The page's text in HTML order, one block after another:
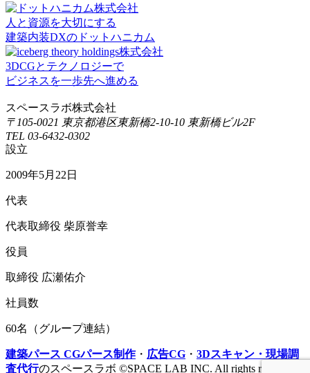
人と資源を大切にする
建築内装DXのドットハニカム
3DCGとテクノロジーで
ビジネスを一歩先へ進める
スペースラボ株式会社
〒105-0021 東京都港区東新橋2-10-10 東新橋ビル2F
TEL 03-6432-0302
設立
2009年5月22日
代表
代表取締役 柴原誉幸
役員
取締役 広瀬佑介
社員数
60名（グループ連結）
建築パース CGパース制作・ 広告CG ・ 3Dスキャン・現場調
査代行のスペースラボ ©SPACE LAB INC. All rights reserved.